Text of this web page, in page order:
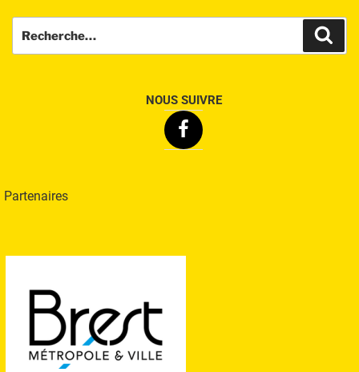
NOUS SUIVRE
Facebook
Partenaires